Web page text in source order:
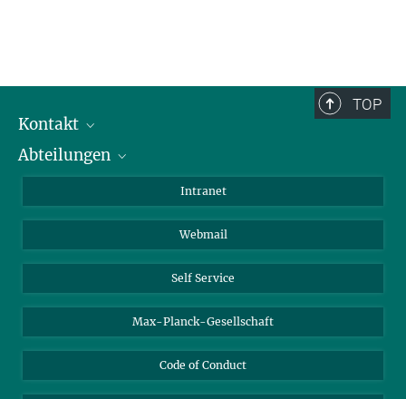
TOP
Kontakt
Mitarbeiterverzeichnis
Abteilungen
Biomolekulare Systeme
Kolloidchemie
Nachhaltige und Bio-inspirierte Materialien
Intranet
Webmail
Self Service
Max-Planck-Gesellschaft
Code of Conduct